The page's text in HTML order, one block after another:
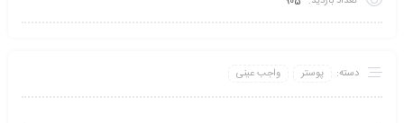
دسته: پوستر واجب عینی